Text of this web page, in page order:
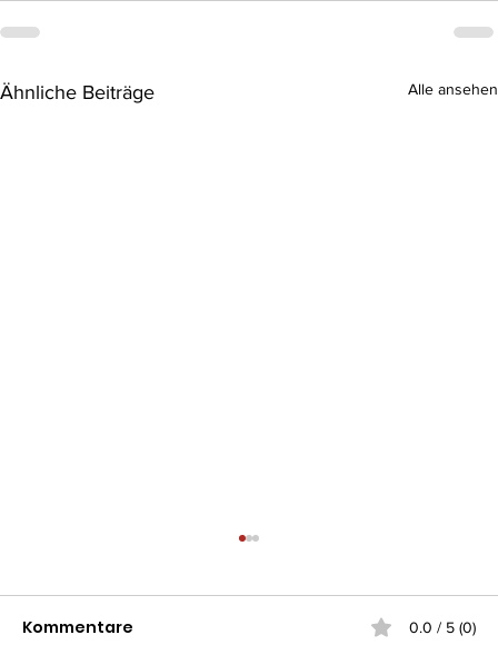
Ähnliche Beiträge Alle ansehen
Kommentare 0.0 / 5 (0)